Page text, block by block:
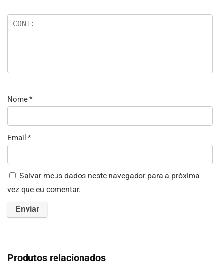
Nome *
Email *
Salvar meus dados neste navegador para a próxima
vez que eu comentar.
Produtos relacionados